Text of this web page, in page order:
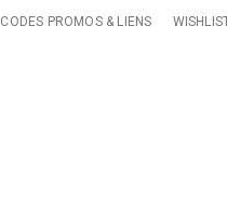
CODES PROMOS & LIENS